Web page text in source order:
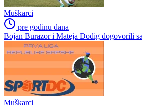
Muškarci
pre godinu dana
Bojan Burazor i Mateja Dodig dogovorili
Muškarci